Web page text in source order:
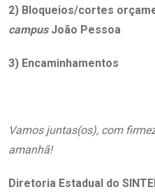
2) Bloqueios/cortes
campusJoão Pessoa
3) Encaminhamentos
Vamos juntas(os), com
amanhã!
Diretoria Estadual do